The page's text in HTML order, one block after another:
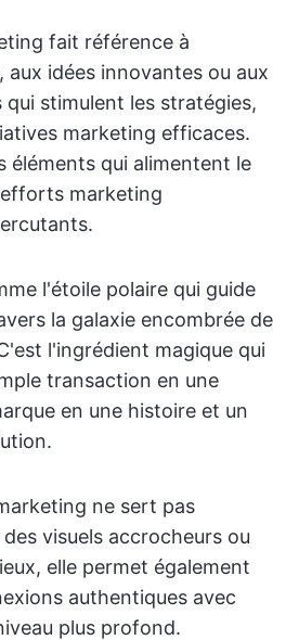
fait référence à
aux idées innovantes ou aux
stimulent les stratégies,
marketing efficaces.
éléments qui alimentent le
marketing
l'étoile polaire qui guide
la galaxie encombrée de
l'ingrédient magique qui
transaction en une
en une histoire et un
ne sert pas
visuels accrocheurs ou
elle permet également
authentiques avec
plus profond.